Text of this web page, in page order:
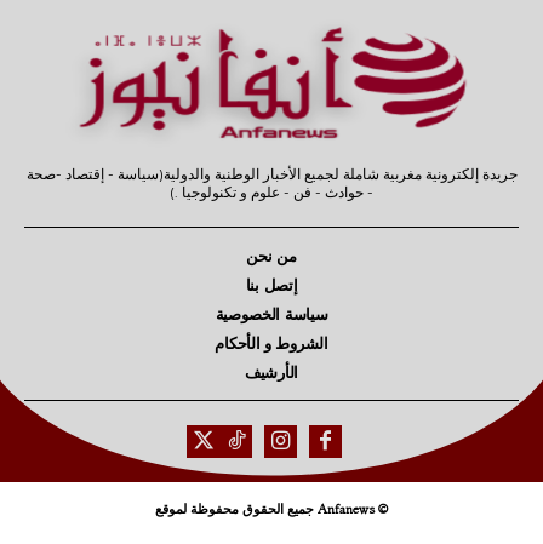
جريدة إلكترونية مغربية شاملة لجميع الأخبار الوطنية والدولية(سياسة - إقتصاد -صحة
- حوادث - فن - علوم و تكنولوجيا .)
من نحن
إتصل بنا
سياسة الخصوصية
الشروط و الأحكام
الأرشيف
© Anfanews جميع الحقوق محفوظة لموقع